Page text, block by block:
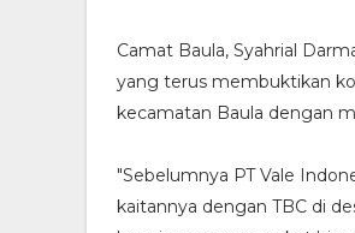
Camat Baula, Syahrial
yang terus membuktikan
kecamatan Baula dengan
"Sebelumnya PT Vale
kaitannya dengan TBC di